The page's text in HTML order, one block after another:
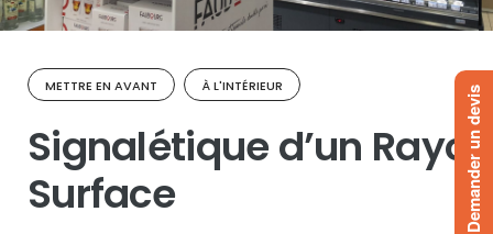
METTRE EN AVANT À L'INTÉRIEUR
Signalétique d’un
Surface
Demander un devis